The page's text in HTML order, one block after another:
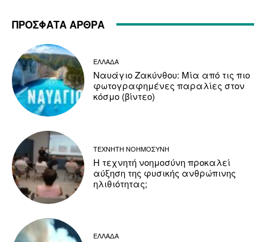
ΠΡΟΣΦΑΤΑ ΑΡΘΡΑ
ΕΛΛΑΔΑ
Ναυάγιο Ζακύνθου: Μία από τις πιο
φωτογραφημένες παραλίες στον
κόσμο (βίντεο)
ΤΕΧΝΗΤΗ ΝΟΗΜΟΣΥΝΗ
Η τεχνητή νοημοσύνη προκαλεί
αύξηση της φυσικής ανθρώπινης
ηλιθιότητας;
ΕΛΛΑΔΑ